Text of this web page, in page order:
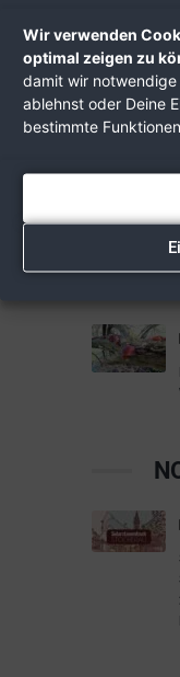
Wir verwenden
optimal zeigen zu
damit wir
ablehnst oder Deine
bestimmte